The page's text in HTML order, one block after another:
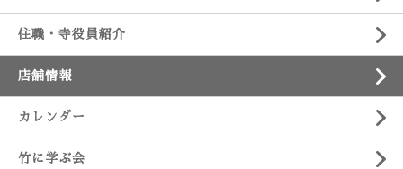
住職・寺役員紹介
店舗情報
カレンダー
竹に学ぶ会